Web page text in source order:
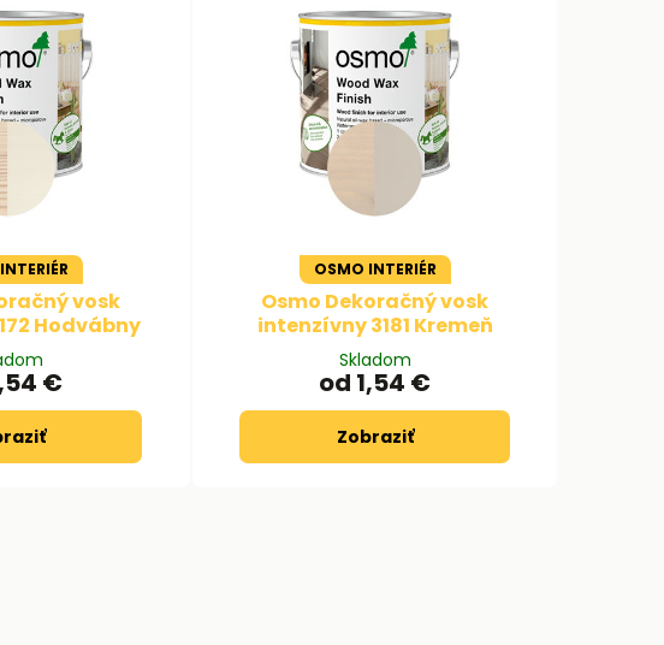
vosk
Hodvábny
€
OSMO INTERIÉR
Osmo Dekoračný vosk
intenzívny 3181 Kremeň
Skladom
od 1,54 €
Zobraziť